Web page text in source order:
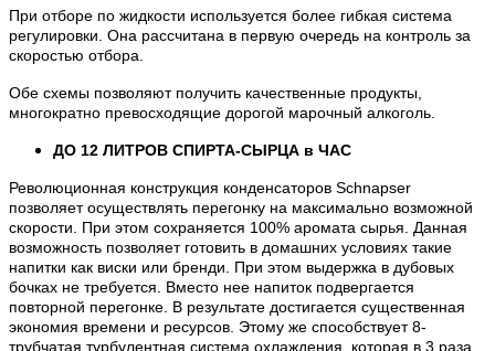
При отборе по жидкости используется более гибкая система
регулировки. Она рассчитана в первую очередь на контроль за
скоростью отбора.
Обе схемы позволяют получить качественные продукты,
многократно превосходящие дорогой марочный алкоголь.
ДО 12 ЛИТРОВ СПИРТА-СЫРЦА в ЧАС
Революционная конструкция конденсаторов Schnapser
позволяет осуществлять перегонку на максимально возможной
скорости. При этом сохраняется 100% аромата сырья. Данная
возможность позволяет готовить в домашних условиях такие
напитки как виски или бренди. При этом выдержка в дубовых
бочках не требуется. Вместо нее напиток подвергается
повторной перегонке. В результате достигается существенная
экономия времени и ресурсов. Этому же способствует 8-
трубчатая турбулентная система охлаждения, которая в 3 раза